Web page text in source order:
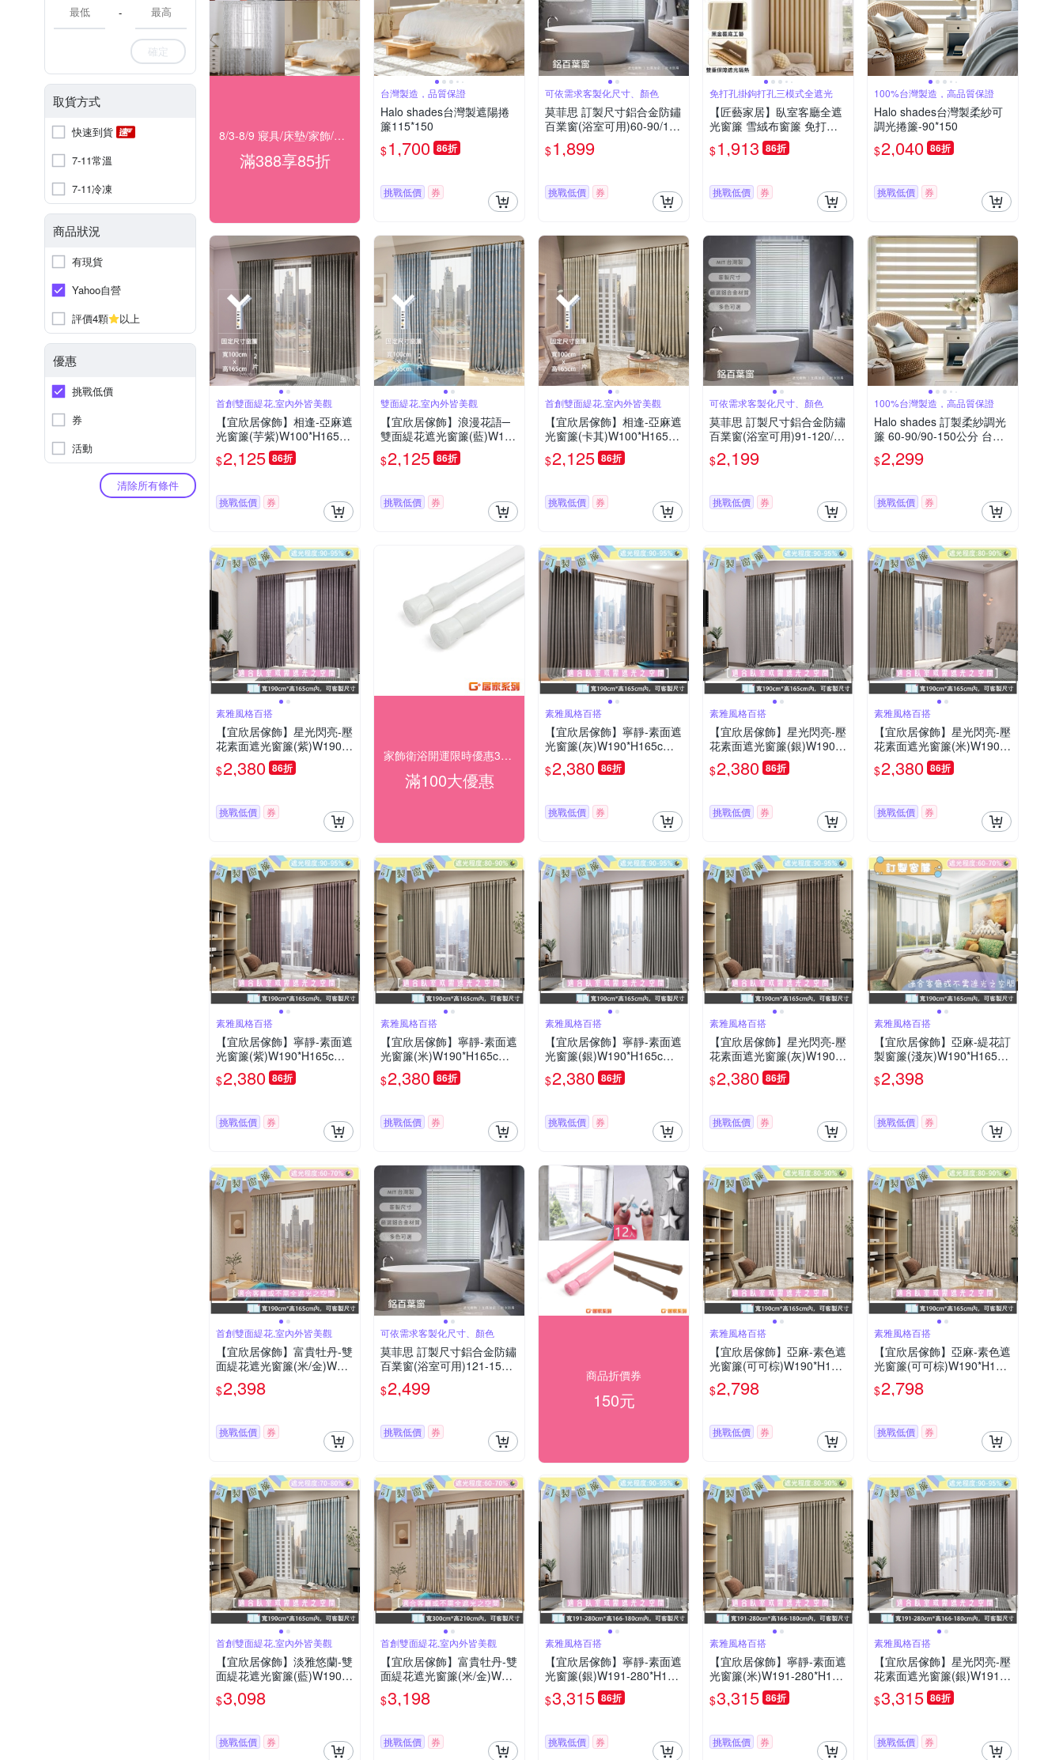
-
確定
取貨方式
快速到貨
7-11常溫
7-11冷凍
商品狀況
有現貨
Yahoo自營
評價4顆
以上
優惠
挑戰低價
券
活動
清除所有條件
8/3-8/9 寢具/床墊/家飾/開運 滿388享85折
滿388享85折
台灣製造，品質保證
Halo shades台灣製遮陽捲
簾115*150
$1,700 86折
挑戰低價 券
可依需求客製化尺寸、顏色
莫菲思 訂製尺寸鋁合金防鏽
百業窗(浴室可用)60-90/151
-180台灣製
$1,899
挑戰低價 券
免打孔掛鉤打孔三模式全遮光
【匠藝家居】臥室客廳全遮
光窗簾 雪絨布窗簾 免打孔
隔音窗簾 雪絨奶茶 掛鉤款
2.6-3.1m 簾子高度2.5米
$1,913 86折
挑戰低價 券
100%台灣製造，高品質保證
Halo shades台灣製柔紗可
調光捲簾-90*150
$2,040 86折
挑戰低價 券
首創雙面緹花,室內外皆美觀
【宜欣居傢飾】相逢-亞麻遮
光窗簾(芋紫)W100*H165c
m*2片/遮光/摺景/半腰/窗簾/
台灣製MIT
$2,125 86折
挑戰低價 券
雙面緹花,室內外皆美觀
【宜欣居傢飾】浪漫花語─
雙面緹花遮光窗簾(藍)W100
cm*H165cm*2片/遮光/摺景/
半腰窗簾/台灣製MIT
$2,125 86折
挑戰低價 券
首創雙面緹花,室內外皆美觀
【宜欣居傢飾】相逢-亞麻遮
光窗簾(卡其)W100*H165c
m*2片/遮光/摺景/半腰/窗簾/
台灣製MIT
$2,125 86折
挑戰低價 券
可依需求客製化尺寸、顏色
莫菲思 訂製尺寸鋁合金防鏽
百業窗(浴室可用)91-120/90
-150台灣製
$2,199
挑戰低價 券
100%台灣製造，高品質保證
Halo shades 訂製柔紗調光
簾 60-90/90-150公分 台灣
製 客製化
$2,299
挑戰低價 券
素雅風格百搭
【宜欣居傢飾】星光閃亮-壓
花素面遮光窗簾(紫)W190*H
165cm以內(可指定尺寸)*2
片/遮光/摺景/半腰/窗簾/台灣
$2,380 86折
挑戰低價 券
家飾衛浴開運限時優惠3折起
滿100大優惠
素雅風格百搭
【宜欣居傢飾】寧靜-素面遮
光窗簾(灰)W190*H165cm
以內(可指定尺寸)*2片/遮光/
摺景/半腰/窗簾/台灣製MIT
$2,380 86折
挑戰低價 券
素雅風格百搭
【宜欣居傢飾】星光閃亮-壓
花素面遮光窗簾(銀)W190*H
165cm以內(可指定尺寸)*2
片/遮光/摺景/半腰/窗簾/台灣
$2,380 86折
挑戰低價 券
素雅風格百搭
【宜欣居傢飾】星光閃亮-壓
花素面遮光窗簾(米)W190*H
165cm以內(可指定尺寸)*2
片/遮光/摺景/半腰/窗簾/台灣
$2,380 86折
挑戰低價 券
素雅風格百搭
【宜欣居傢飾】寧靜-素面遮
光窗簾(紫)W190*H165cm
以內(可指定尺寸)*2片/遮光/
摺景/半腰/窗簾/台灣製MIT
$2,380 86折
挑戰低價 券
素雅風格百搭
【宜欣居傢飾】寧靜-素面遮
光窗簾(米)W190*H165cm
以內(可指定尺寸)*2片/遮光/
摺景/半腰/窗簾/台灣製MIT
$2,380 86折
挑戰低價 券
素雅風格百搭
【宜欣居傢飾】寧靜-素面遮
光窗簾(銀)W190*H165cm
以內(可指定尺寸)*2片/遮光/
摺景/半腰/窗簾/台灣製MIT
$2,380 86折
挑戰低價 券
素雅風格百搭
【宜欣居傢飾】星光閃亮-壓
花素面遮光窗簾(灰)W190*H
165cm以內(可指定尺寸)*2
片/遮光/摺景/半腰/窗簾/台灣
$2,380 86折
挑戰低價 券
素雅風格百搭
【宜欣居傢飾】亞麻-緹花訂
製窗簾(淺灰)W190*H165c
m以內*2片/半腰/台灣製MIT
$2,398
挑戰低價 券
首創雙面緹花,室內外皆美觀
【宜欣居傢飾】富貴牡丹-雙
面緹花遮光窗簾(米/金)W19
0*H165cm以內(可指定尺寸)
*2片/遮光/摺景/半腰/窗簾/台
$2,398
挑戰低價 券
可依需求客製化尺寸、顏色
莫菲思 訂製尺寸鋁合金防鏽
百業窗(浴室可用)121-150/9
0-150台灣製
$2,499
挑戰低價 券
商品折價券
150元
素雅風格百搭
【宜欣居傢飾】亞麻-素色遮
光窗簾(可可棕)W190*H165
cm以內(可指定尺寸)*2片/遮
光/摺景/半腰/窗簾/台灣製MI
$2,798
挑戰低價 券
素雅風格百搭
【宜欣居傢飾】亞麻-素色遮
光窗簾(可可棕)W190*H165
cm以內(可指定尺寸)*2片/遮
光/摺景/半腰/窗簾/台灣製MI
$2,798
挑戰低價 券
首創雙面緹花,室內外皆美觀
【宜欣居傢飾】淡雅悠蘭-雙
面緹花遮光窗簾(藍)W190*H
165cm以內可指定尺寸/遮
光/摺景/半腰/窗簾/台灣製MI
$3,098
挑戰低價 券
首創雙面緹花,室內外皆美觀
【宜欣居傢飾】富貴牡丹-雙
面緹花遮光窗簾(米/金)W30
0*H210cm以內(可指定尺寸)
*2片/遮光/摺景/落地/窗簾/台
$3,198
挑戰低價 券
素雅風格百搭
【宜欣居傢飾】寧靜-素面遮
光窗簾(銀)W191-280*H166
-180cm以內(可指定尺寸)*2
片/遮光/摺景/半腰/窗簾/台灣
$3,315 86折
挑戰低價 券
素雅風格百搭
【宜欣居傢飾】寧靜-素面遮
光窗簾(米)W191-280*H166
-180cm以內(可指定尺寸)*2
片/遮光/摺景/半腰/窗簾/台灣
$3,315 86折
挑戰低價 券
素雅風格百搭
【宜欣居傢飾】星光閃亮-壓
花素面遮光窗簾(銀)W191-2
80*H166-190cm以內(可指
定尺寸)*2片/遮光/摺景/半腰/
$3,315 86折
挑戰低價 券